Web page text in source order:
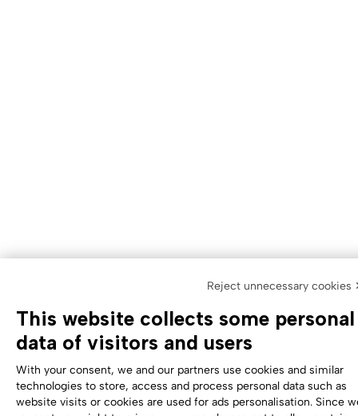
Reject unnecessary cookies
This website collects some personal
data of visitors and users
With your consent, we and our partners use cookies and similar
technologies to store, access and process personal data such as
website visits or cookies are used for ads personalisation. Since